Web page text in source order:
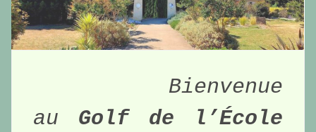
Bienvenue
au Golf de l’École